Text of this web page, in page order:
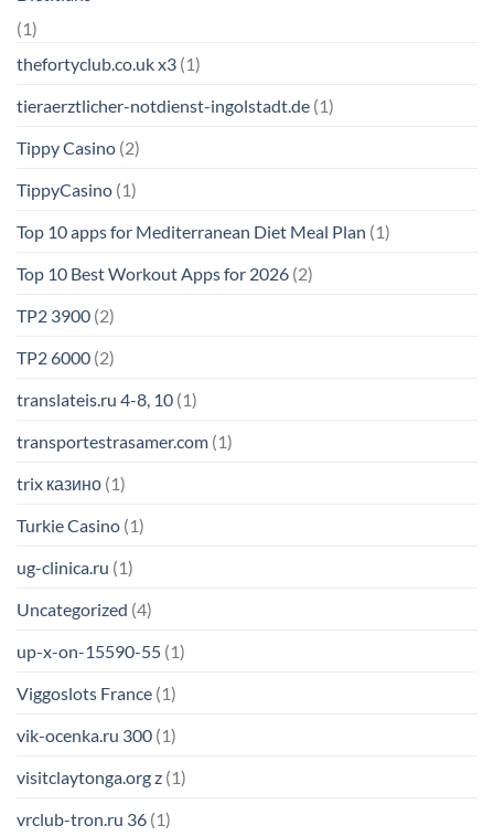
(1)
thefortyclub.co.uk x3 (1)
tieraerztlicher-notdienst-ingolstadt.de (1)
Tippy Casino (2)
TippyCasino (1)
Top 10 apps for Mediterranean Diet Meal Plan (1)
Top 10 Best Workout Apps for 2026 (2)
TP2 3900 (2)
TP2 6000 (2)
translateis.ru 4-8, 10 (1)
transportestrasamer.com (1)
trix казино (1)
Turkie Casino (1)
ug-clinica.ru (1)
Uncategorized (4)
up-x-on-15590-55 (1)
Viggoslots France (1)
vik-ocenka.ru 300 (1)
visitclaytonga.org z (1)
vrclub-tron.ru 36 (1)